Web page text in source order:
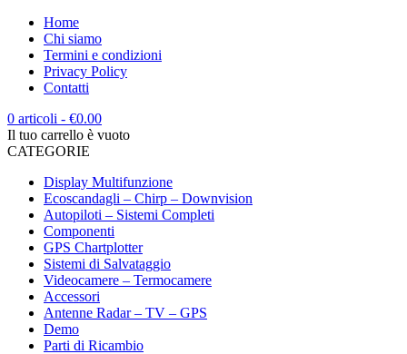
Home
Chi siamo
Termini e condizioni
Privacy Policy
Contatti
0 articoli - €0.00
Il tuo carrello è vuoto
CATEGORIE
Display Multifunzione
Ecoscandagli – Chirp – Downvision
Autopiloti – Sistemi Completi
Componenti
GPS Chartplotter
Sistemi di Salvataggio
Videocamere – Termocamere
Accessori
Antenne Radar – TV – GPS
Demo
Parti di Ricambio